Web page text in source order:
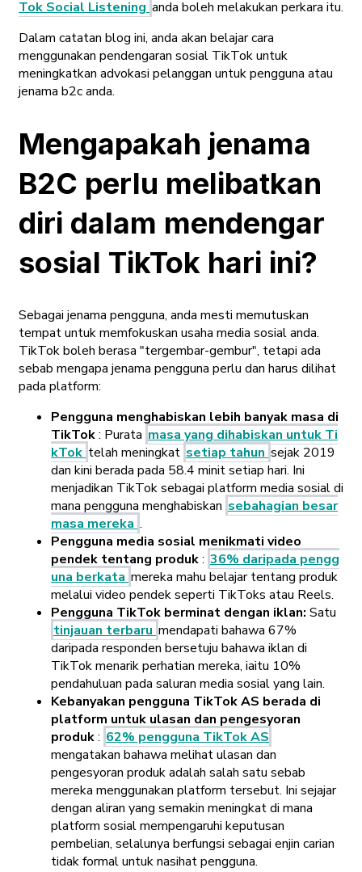
Tok Social Listening anda boleh melakukan perkara itu.
Dalam catatan blog ini, anda akan belajar cara
menggunakan pendengaran sosial TikTok untuk
meningkatkan advokasi pelanggan untuk pengguna atau
jenama b2c anda.
Mengapakah jenama
B2C perlu melibatkan
diri dalam mendengar
sosial TikTok hari ini?
Sebagai jenama pengguna, anda mesti memutuskan
tempat untuk memfokuskan usaha media sosial anda.
TikTok boleh berasa "tergembar-gembur", tetapi ada
sebab mengapa jenama pengguna perlu dan harus dilihat
pada platform:
Pengguna menghabiskan lebih banyak masa di
TikTok: Purata masa yang dihabiskan untuk Ti
kToktelah meningkat setiap tahunsejak 2019
dan kini berada pada 58.4 minit setiap hari. Ini
menjadikan TikTok sebagai platform media sosial di
mana pengguna menghabiskan sebahagian besar
masa mereka.
Pengguna media sosial menikmati video
pendek tentang produk: 36% daripada pengg
una berkatamereka mahu belajar tentang produk
melalui video pendek seperti TikToks atau Reels.
Pengguna TikTok berminat dengan iklan: Satu
tinjauan terbarumendapati bahawa 67%
daripada responden bersetuju bahawa iklan di
TikTok menarik perhatian mereka, iaitu 10%
pendahuluan pada saluran media sosial yang lain.
Kebanyakan pengguna TikTok AS berada di
platform untuk ulasan dan pengesyoran
produk: 62% pengguna TikTok AS
mengatakan bahawa melihat ulasan dan
pengesyoran produk adalah salah satu sebab
mereka menggunakan platform tersebut. Ini sejajar
dengan aliran yang semakin meningkat di mana
platform sosial mempengaruhi keputusan
pembelian, selalunya berfungsi sebagai enjin carian
tidak formal untuk nasihat pengguna.